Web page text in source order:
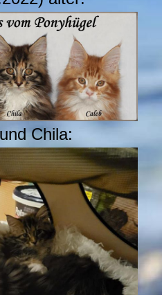
Chila: